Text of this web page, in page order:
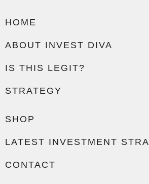
HOME
ABOUT INVEST DIVA
IS THIS LEGIT?
STRATEGY
SHOP
LATEST INVESTMENT
CONTACT